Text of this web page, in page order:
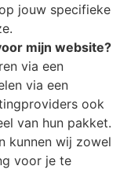
jouw specifieke
mijn website?
via een
via een
ook
van hun pakket.
kunnen wij zowel
voor je te